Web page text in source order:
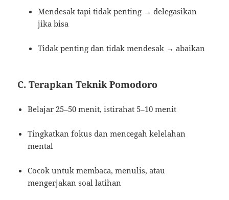
Mendesak tapi tidak penting → delegasikan
jika bisa
Tidak penting dan tidak mendesak → abaikan
C. Terapkan Teknik Pomodoro
Belajar 25–50 menit, istirahat 5–10 menit
Tingkatkan fokus dan mencegah kelelahan
mental
Cocok untuk membaca, menulis, atau
mengerjakan soal latihan